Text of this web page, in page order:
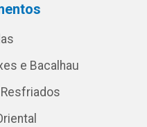
e Bacalhau